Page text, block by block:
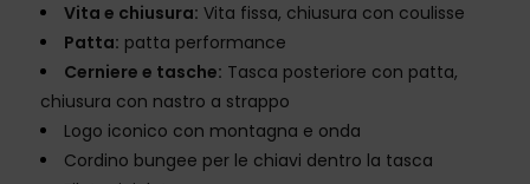
Vita e chiusura: Vita fissa, chiusura con coulisse
Patta: patta performance
Cerniere e tasche: Tasca posteriore con patta,
chiusura con nastro a strappo
Logo iconico con montagna e onda
Cordino bungee per le chiavi dentro la tasca